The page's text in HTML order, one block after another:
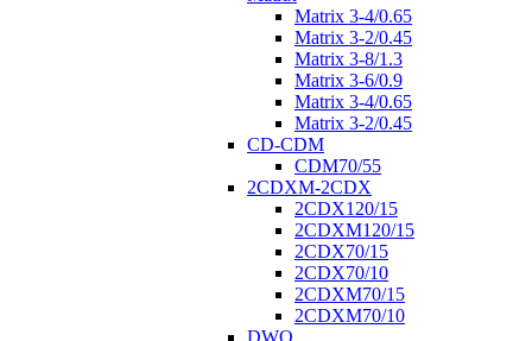
Matrix 3-4/0.65
Matrix 3-2/0.45
Matrix 3-8/1.3
Matrix 3-6/0.9
Matrix 3-4/0.65
Matrix 3-2/0.45
CD-CDM
CDM70/55
2CDXM-2CDX
2CDX120/15
2CDXM120/15
2CDX70/15
2CDX70/10
2CDXM70/15
2CDXM70/10
DWO